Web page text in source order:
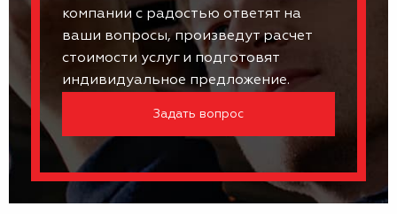
компании с радостью ответят на
ваши вопросы, произведут расчет
стоимости услуг и подготовят
индивидуальное предложение.
Задать вопрос